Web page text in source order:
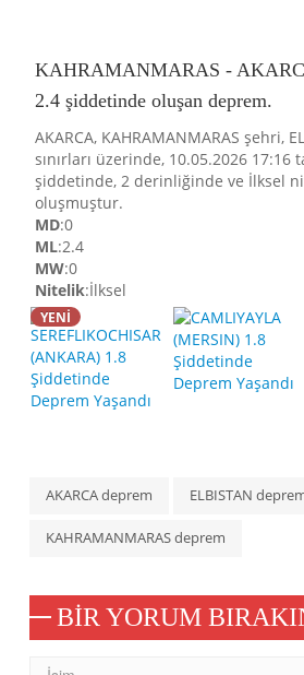
KAHRAMANMARAS -
2.4 şiddetinde oluşan deprem.
AKARCA, KAHRAMANMARAS şehri,
sınırları üzerinde, 10.05.2026 17:16
şiddetinde, 2 derinliğinde ve İlksel
oluşmuştur.
MD:0
ML:2.4
MW:0
Nitelik:İlksel
YENİ
AKARCA deprem ELBISTAN
KAHRAMANMARAS deprem
BIR YORUM